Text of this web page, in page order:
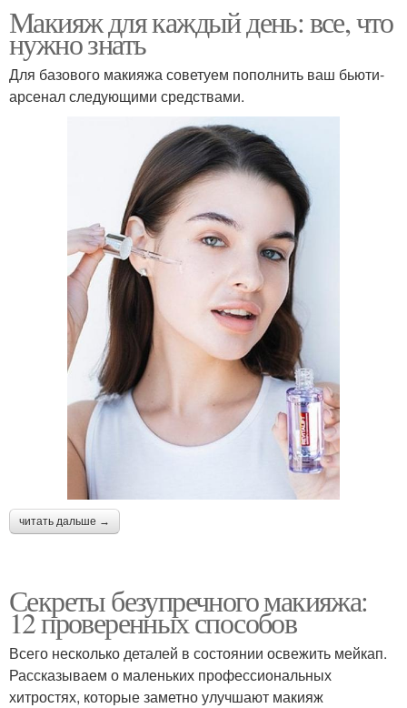
Макияж для каждый день: все, что
нужно знать
Для базового макияжа советуем пополнить ваш бьюти-
арсенал следующими средствами.
читать дальше →
Секреты безупречного макияжа:
12 проверенных способов
Всего несколько деталей в состоянии освежить мейкап.
Рассказываем о маленьких профессиональных
хитростях, которые заметно улучшают макияж